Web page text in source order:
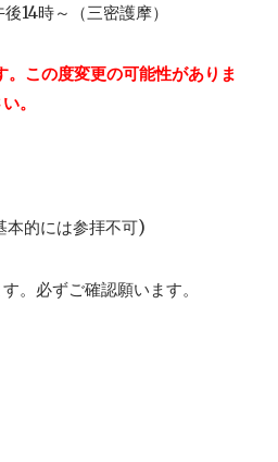
14時～（三密護摩）
この度変更の可能性がありま
。
的には参拝不可)
。必ずご確認願います。